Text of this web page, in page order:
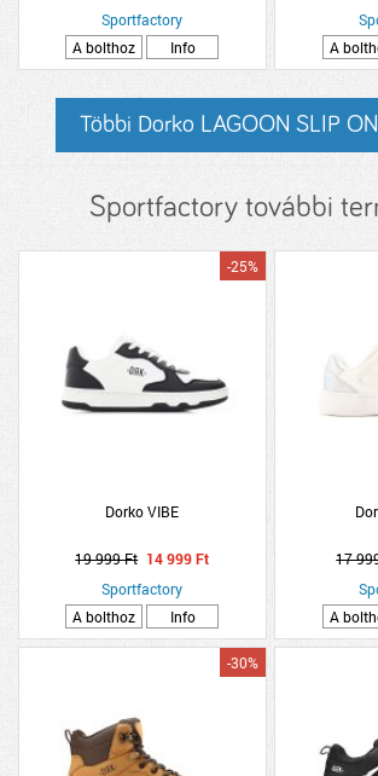
Sportfactory
A bolthoz
Info
A
Többi Dorko LAGOON SLIP
Sportfactory további
Dorko VIBE
-25%
19 999 Ft 14 999 Ft
Sportfactory
A bolthoz
Info
17
A
-30%